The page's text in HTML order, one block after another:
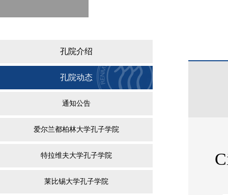
孔院介绍
孔院动态
通知公告
爱尔兰都柏林大学孔子学院
特拉维夫大学孔子学院
莱比锡大学孔子学院